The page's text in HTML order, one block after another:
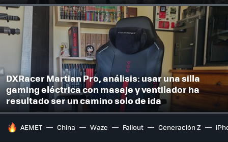
DXRacer Martian Pro, análisis: usar una silla
gaming eléctrica con masaje y ventilador ha
resultado ser un camino solo de ida
HOY SE HABLA DE
AEMET China Waze Fallout Generación Z